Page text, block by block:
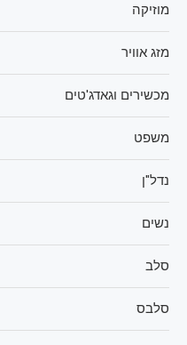
מוזיקה
מזג אוויר
מכשירים וגאדג'טים
משפט
נדל"ן
נשים
סלב
סלבס